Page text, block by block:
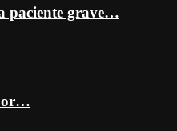
paciente grave…